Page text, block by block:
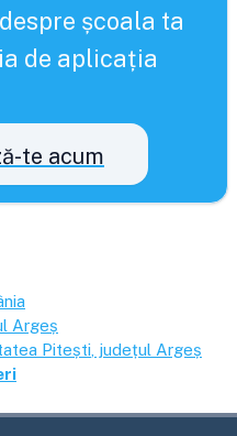
școala ta
de aplicația
te acum
Argeș
Pitești , județul Argeș